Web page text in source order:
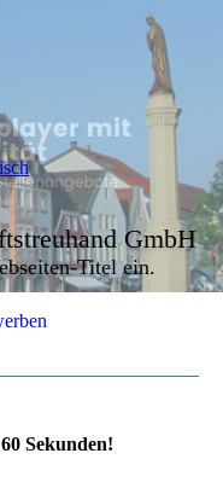
GmbH
Titel ein.
Sekunden!